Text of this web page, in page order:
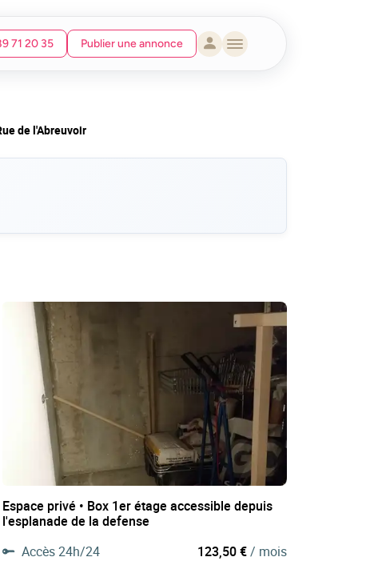
71 20 35 Publier une annonce
de l'Abreuvoir
Espace privé • Box 1er étage accessible depuis
l'esplanade de la defense
Accès 24h/24
123,50 €/ mois